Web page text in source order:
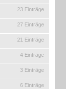
23 Einträge
27 Einträge
21 Einträge
4 Einträge
3 Einträge
6 Einträge